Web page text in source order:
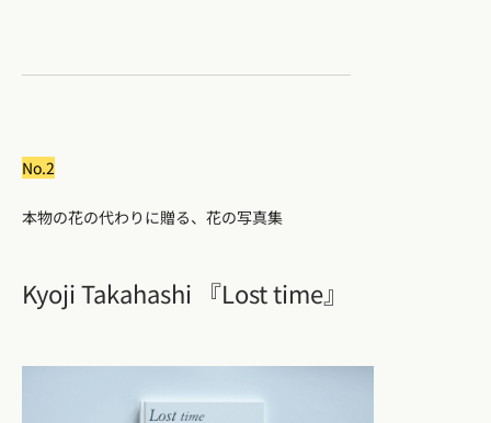
No.2
本物の花の代わりに贈る、花の写真集
Kyoji Takahashi 『Lost time』